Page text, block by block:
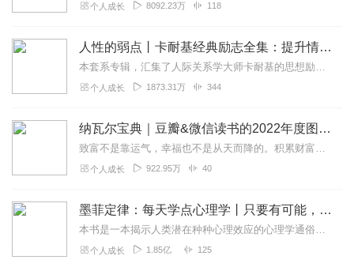
个人成长 8092.23万 118
人性的弱点丨卡耐基经典励志全集：提升情商和沟通技巧
本套系专辑，汇集了人际关系学大师卡耐基的思想励志精华，收录《人性的弱点》《人性的优点》《语言的突破》《美好的人生》《快乐的人生》等所有经典！是卡耐基的经典合辑，...
个人成长 1873.31万 344
纳瓦尔宝典｜豆瓣&微信读书的2022年度图书|从白手起家到财务自由
致富不是靠运气，幸福也不是从天而降的。积累财富和幸福生活是我们可以学习的技能。这本书收集整理了硅谷投资人纳瓦尔在过去十年里通过推特、播客和采访等方式分享的人生智...
个人成长 922.95万 40
墨菲定律：每天学点心理学丨只要有可能，就一定会发生
本书是一本揭示人类潜在种种心理效应的心理学通俗读物，其中最有代表性的即“墨菲定律”。与此同时，从自我认知、经济管理等方面入手，作者引出了数十条对现代人工作和生活...
个人成长 1.85亿 125